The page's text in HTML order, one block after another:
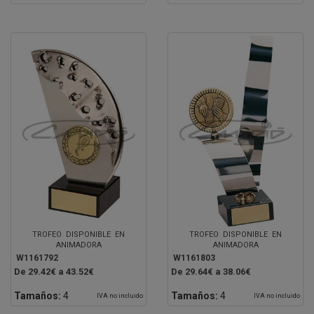
TROFEO DISPONIBLE EN
ANIMADORA
W1161792
De 29.42€ a 43.52€
Tamaños: 4 IVA no incluido
TROFEO DISPONIBLE EN
ANIMADORA
W1161803
De 29.64€ a 38.06€
Tamaños: 4 IVA no incluido